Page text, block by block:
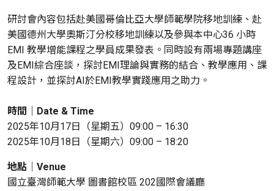
研討會內容包括赴美國哥倫比亞大學師範學院移地訓練、赴
美國德州大學奧斯汀分校移地訓練以及參與本中心36 小時
EMI 教學增能課程之學員成果發表。同時設有兩場專題講座
及EMI綜合座談，探討EMI理論與實務的結合、教學應用、課
程設計，並探討AI於EMI教學實踐應用之助力。
時間｜Date & Time
2025年10月17日（星期五）09:00 – 16:30
2025年10月18日（星期六）09:00 – 18:20
地點｜ Venue
國立臺灣師範大學 圖書館校區 202國際會議廳